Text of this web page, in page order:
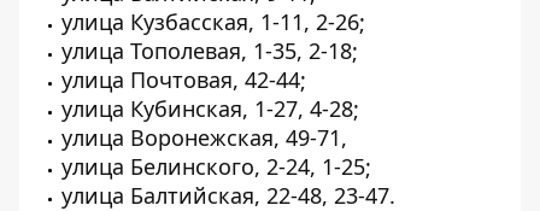
улица Кузбасская, 1-11, 2-26;
улица Тополевая, 1-35, 2-18;
улица Почтовая, 42-44;
улица Кубинская, 1-27, 4-28;
улица Воронежская, 49-71,
улица Белинского, 2-24, 1-25;
улица Балтийская, 22-48, 23-47.